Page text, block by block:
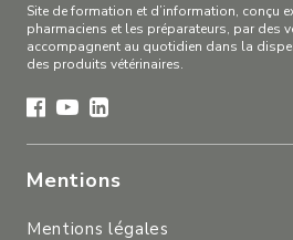
Site de formation et d’information, conçu
pharmaciens et les préparateurs, par des
accompagnent au quotidien dans la
des produits vétérinaires.
Mentions
Mentions légales